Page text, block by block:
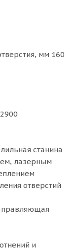
мм 160
станина
лазерным
отверстий
и